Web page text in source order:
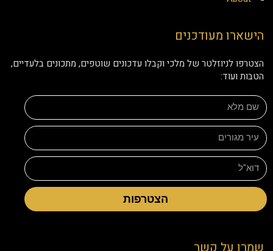
הישארו מעודכנים
הצטרפו לניוזלטר של מלכי וקבלו עדכונים שוטפים, מתכונים בלעדיים,
הטבות ועוד:
הצטרפות